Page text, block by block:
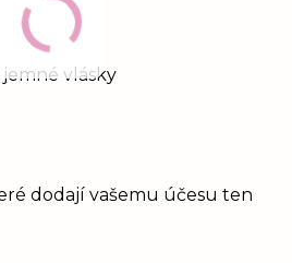
vlásky
dodají vašemu účesu ten